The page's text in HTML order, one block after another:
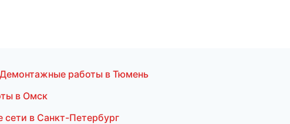
работы в Тюмень
в Омск
в Санкт-Петербург